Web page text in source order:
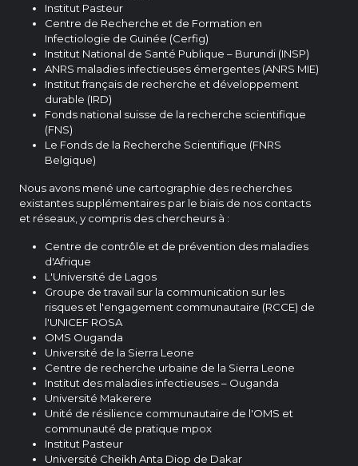
Institut Pasteur
Centre de Recherche et de Formation en
Infectiologie de Guinée (Cerfig)
Institut National de Santé Publique – Burundi (INSP)
ANRS maladies infectieuses émergentes (ANRS MIE)
Institut français de recherche et développement
durable (IRD)
Fonds national suisse de la recherche scientifique
(FNS)
Le Fonds de la Recherche Scientifique (FNRS
Belgique)
Nous avons mené une cartographie des recherches
existantes supplémentaires par le biais de nos contacts
et réseaux, y compris des chercheurs à :
Centre de contrôle et de prévention des maladies
d'Afrique
L'Université de Lagos
Groupe de travail sur la communication sur les
risques et l'engagement communautaire (RCCE) de
l'UNICEF ROSA
OMS Ouganda
Université de la Sierra Leone
Centre de recherche urbaine de la Sierra Leone
Institut des maladies infectieuses – Ouganda
Université Makerere
Unité de résilience communautaire de l'OMS et
communauté de pratique mpox
Institut Pasteur
Université Cheikh Anta Diop de Dakar